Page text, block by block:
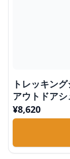
トレッキン
アウトドア
¥8,620